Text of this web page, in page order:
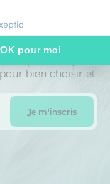
OK pour moi
Personnalisez vos
de gérer vos
et recevez des
bien choisir et